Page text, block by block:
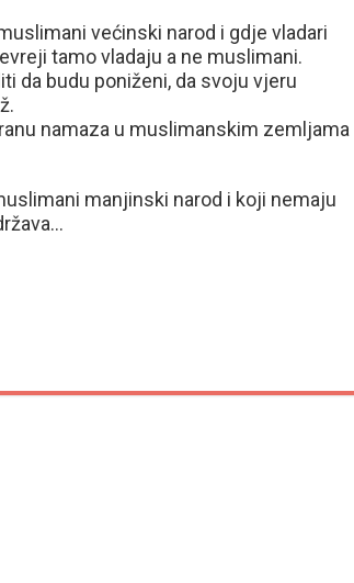
većinski narod i gdje vladari
tamo vladaju a ne muslimani.
da budu poniženi, da svoju vjeru
namaza u muslimanskim zemljama
manjinski narod i koji nemaju